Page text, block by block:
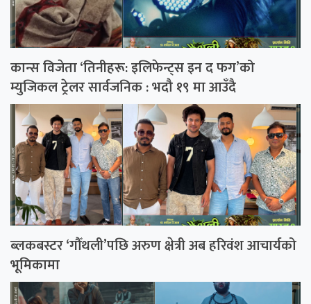
कान्स विजेता ‘तिनीहरू: इलिफेन्ट्स इन द फग’को
म्युजिकल ट्रेलर सार्वजनिक : भदौ १९ मा आउँदै
ब्लकबस्टर ‘गौँथली’पछि अरुण क्षेत्री अब हरिवंश आचार्यको
भूमिकामा